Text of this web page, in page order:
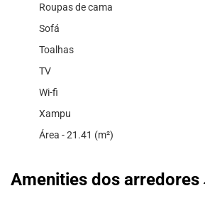
Roupas de cama
Sofá
Toalhas
TV
Wi-fi
Xampu
Área - 21.41 (m²)
Amenities dos arredores